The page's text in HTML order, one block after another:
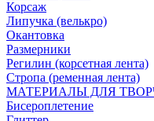
Корсаж
Липучка (велькро)
Окантовка
Размерники
Регилин (корсетная лента)
Стропа (ременная лента)
МАТЕРИАЛЫ ДЛЯ
Бисероплетение